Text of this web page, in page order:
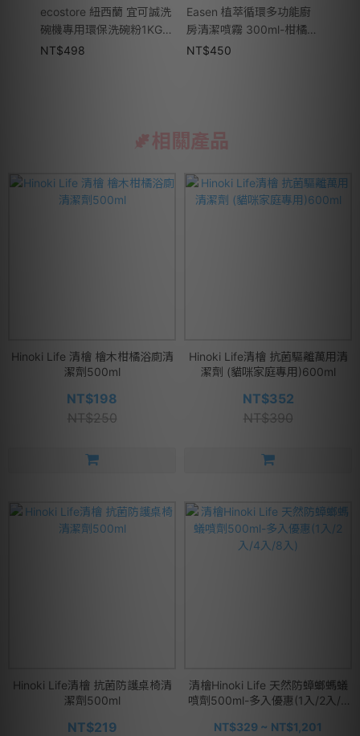
ecostore 紐西蘭 宜可誠洗
碗機專用環保洗碗粉1KG-
經典檸檬
NT$498
Easen 植萃循環多功能廚
房清潔噴霧 300ml-柑橘精
油-多款可選
NT$450
相關產品
Hinoki Life 清檜 檜木柑橘浴廁清
潔劑500ml
NT$198
NT$250
Hinoki Life清檜 抗菌驅離萬用清
潔劑 (貓咪家庭專用)600ml
NT$352
NT$390
Hinoki Life清檜 抗菌防護桌椅清
潔劑500ml
NT$219
清檜Hinoki Life 天然防蟑螂螞蟻
噴劑500ml-多入優惠(1入/2入/4
NT$329 ~ NT$1,201